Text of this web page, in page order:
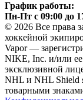
График работы:
Пн-Пт с 09:00 до
© 2026 Все права
хоккейной
Vapor —
NIKE, Inc. и/или
эксклюзивной
NHL и NHL Shield
товарными